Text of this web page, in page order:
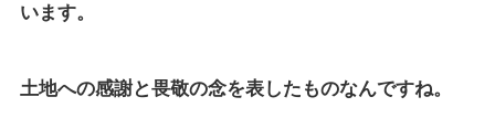
います。
土地への感謝と畏敬の念を表したものなんですね。